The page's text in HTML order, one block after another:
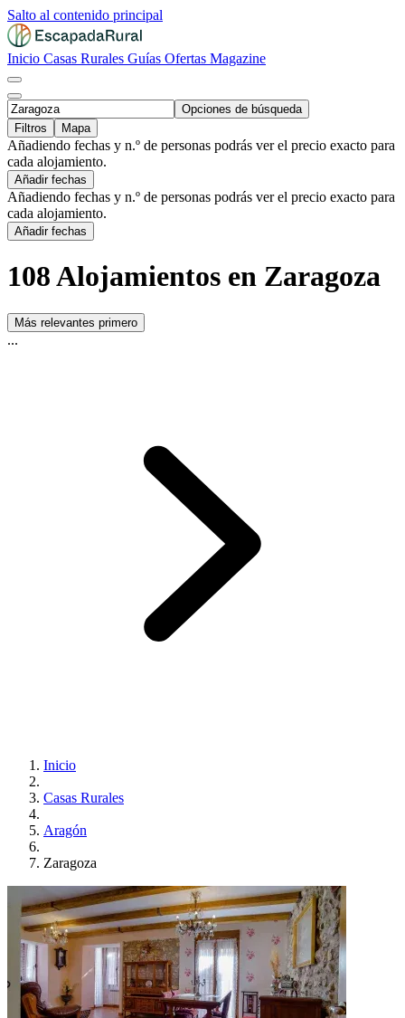
Salto al contenido principal
Inicio Casas Rurales Guías Ofertas Magazine
Opciones de búsqueda
Filtros
Mapa
Añadiendo fechas y n.º de personas podrás ver el precio exacto para
cada alojamiento.
Añadir fechas
Añadiendo fechas y n.º de personas podrás ver el precio exacto para
cada alojamiento.
Añadir fechas
108 Alojamientos en Zaragoza
Más relevantes primero
...
Inicio
Casas Rurales
Aragón
Zaragoza